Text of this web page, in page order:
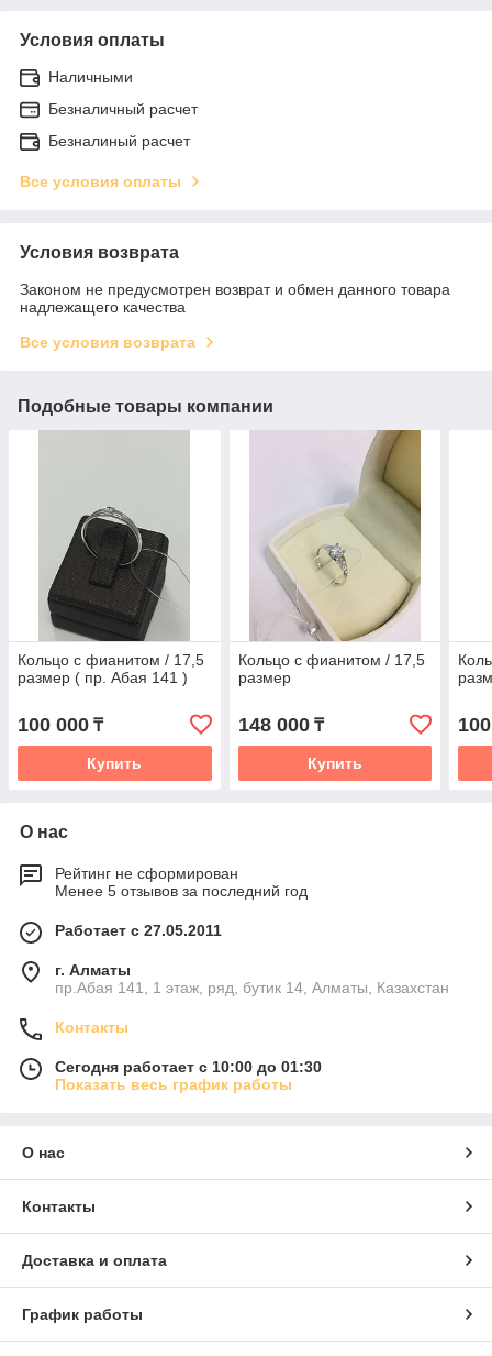
Условия оплаты
Наличными
Безналичный расчет
Безналиный расчет
Все условия оплаты
Условия возврата
Законом не предусмотрен возврат и обмен данного товара
надлежащего качества
Все условия возврата
Подобные товары компании
Кольцо с фианитом / 17,5
размер ( пр. Абая 141 )
100 000 ₸
Купить
Кольцо с фианитом / 17,5
размер
148 000₸
Купить
О нас
Рейтинг не сформирован
Менее 5 отзывов за последний год
Работает с 27.05.2011
г. Алматы
пр.Абая 141, 1 этаж, ряд, бутик 14, Алматы, Казахстан
Контакты
Сегодня работает с 10:00 до 01:30
Показать весь график работы
О нас
Контакты
Доставка и оплата
График работы